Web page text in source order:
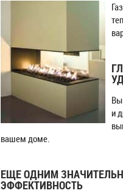
Вы
и
вашем доме.
ЕЩЕ ОДНИМ
ЭФФЕКТИВНОСТЬ